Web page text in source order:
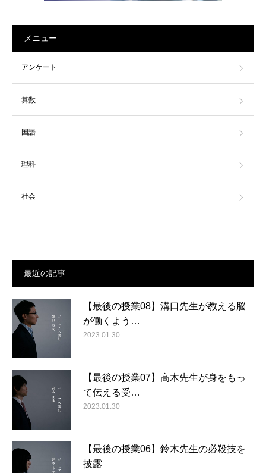
メニュー
アンケート
算数
国語
理科
社会
最近の記事
【最後の授業08】溝口先生が教える脳
が働くよう…
2023.01.30
【最後の授業07】高木先生が身をもっ
て伝える受…
2023.01.30
【最後の授業06】鈴木先生の必殺技を
披露